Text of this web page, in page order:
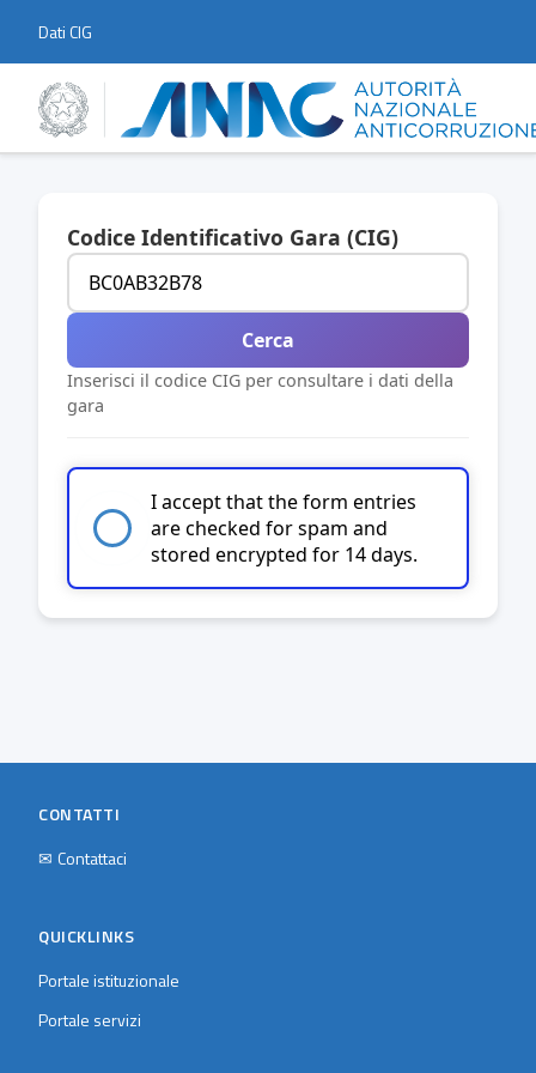
Dati CIG
Codice Identificativo Gara (CIG)
Cerca
Inserisci il codice CIG per consultare i dati della
gara
I accept that the form entries
are checked for spam and
stored encrypted for 14 days.
CONTATTI
✉ Contattaci
QUICKLINKS
Portale istituzionale
Portale servizi